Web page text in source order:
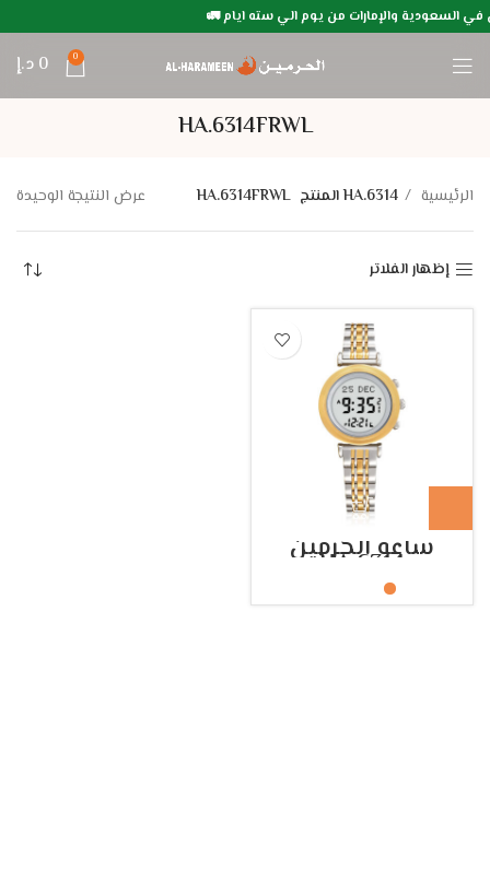
في السعودية والإمارات من يوم الي سته ايام 🚛
0
0 د.إ
HA.6314FRWL
الرئيسية HA.6314 المنتج HA.6314FRWL عرض النتيجة الوحيدة
إظهار الفلاتر
ساعة الحرمين
HA.6314